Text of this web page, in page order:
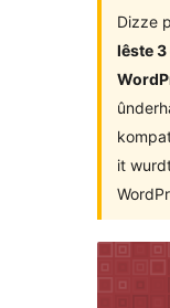
Dizze
lêste
it